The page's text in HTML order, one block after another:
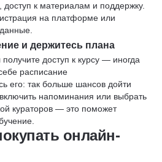
доступ к материалам и поддержку.
на платформе или
и держитесь плана
доступ к курсу — иногда
расписание
его: так больше шансов дойти
напоминания или выбрать
кураторов — это поможет
онлайн-